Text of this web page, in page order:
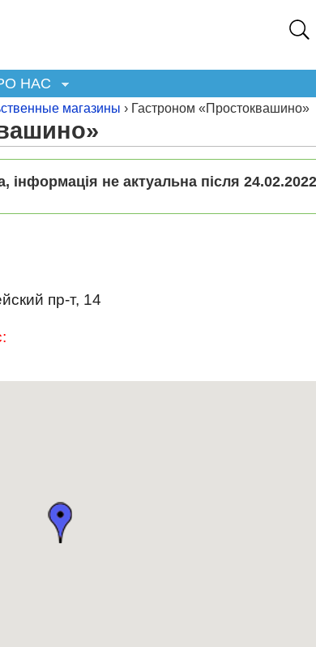
НАС
магазины › Гастроном «Простоквашино»
інформація не актуальна після 24.02.2022
пр-т, 14